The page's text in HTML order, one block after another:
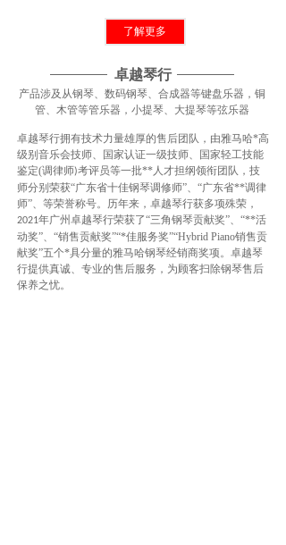
建议零售价: CLP-885B：
29,899元；CLP-885PE：
33,399元；CLP-
885PWH：35,299元
Clavinova CLP 系列的立
式钢琴外观旗舰产品，拥
有该系列中*佳的触感和音
效，让你尽享丰富的表现
力。
建议零售价: CLP-
875B/R：23,099元；
CLP-875WB/WH：24,099
元；CLP-875PE：26,599
元
GrandTouch 键盘和经过
精心调校的3分频扬声器，
配备双向号筒与扩散器，
为你带来真正三角钢琴的
触感和感觉。
了解更多
产品涉及从钢琴、数码钢琴、合成器等键盘乐器，铜
管、木管等管乐器，小提琴、大提琴等弦乐器
卓越琴行
卓越琴行拥有技术力量雄厚的售后团队，由雅马哈*高
级别音乐会技师、国家认证一级技师、国家轻工技能
鉴定(调律师)考评员等一批**人才担纲领衔团队，技
师分别荣获“广东省十佳钢琴调修师”、“广东省**调律
师”、等荣誉称号。历年来，卓越琴行获多项殊荣，
2021年广州卓越琴行荣获了“三角钢琴贡献奖”、“**活
动奖”、“销售贡献奖”“*佳服务奖”“Hybrid Piano销售贡
献奖”五个*具分量的雅马哈钢琴经销商奖项。卓越琴
行提供真诚、专业的售后服务，为顾客扫除钢琴售后
保养之忧。